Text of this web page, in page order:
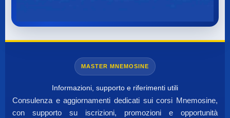
MASTER MNEMOSINE
Informazioni, supporto e riferimenti utili
Consulenza e aggiornamenti dedicati sui corsi Mnemosine,
con supporto su iscrizioni, promozioni e opportunità